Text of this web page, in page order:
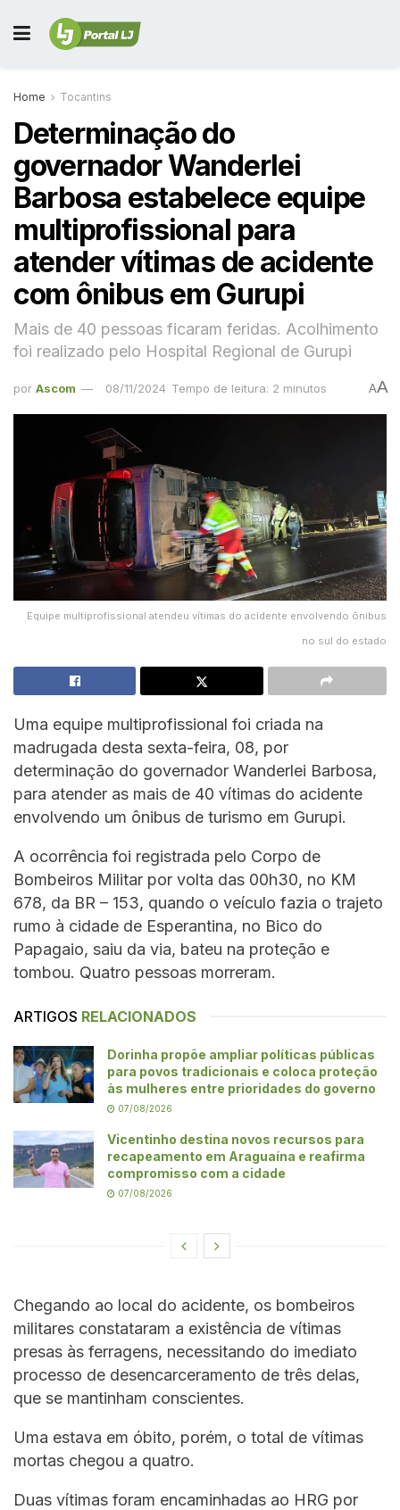
Home Tocantins
Determinação do
governador Wanderlei
Barbosa estabelece equipe
multiprofissional para
atender vítimas de acidente
com ônibus em Gurupi
Mais de 40 pessoas ficaram feridas. Acolhimento
foi realizado pelo Hospital Regional de Gurupi
por Ascom 08/11/2024 Tempo de leitura: 2 minutos AA
Equipe multiprofissional atendeu vítimas do acidente envolvendo ônibus
no sul do estado
Uma equipe multiprofissional foi criada na
madrugada desta sexta-feira, 08, por
determinação do governador Wanderlei Barbosa,
para atender as mais de 40 vítimas do acidente
envolvendo um ônibus de turismo em Gurupi.
A ocorrência foi registrada pelo Corpo de
Bombeiros Militar por volta das 00h30, no KM
678, da BR – 153, quando o veículo fazia o trajeto
rumo à cidade de Esperantina, no Bico do
Papagaio, saiu da via, bateu na proteção e
tombou. Quatro pessoas morreram.
ARTIGOS RELACIONADOS
Dorinha propõe ampliar políticas públicas
para povos tradicionais e coloca proteção
às mulheres entre prioridades do governo
07/08/2026
Vicentinho destina novos recursos para
recapeamento em Araguaína e reafirma
compromisso com a cidade
07/08/2026
Chegando ao local do acidente, os bombeiros
militares constataram a existência de vítimas
presas às ferragens, necessitando do imediato
processo de desencarceramento de três delas,
que se mantinham conscientes.
Uma estava em óbito, porém, o total de vítimas
mortas chegou a quatro.
Duas vítimas foram encaminhadas ao HRG por